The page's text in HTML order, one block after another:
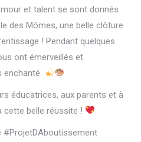
et talent se sont donnés
des Mômes, une belle clôture
! Pendant quelques
ont émerveillés et
enchanté.
éducatrices, aux parents et à
cette belle réussite !
#ProjetDAboutissement